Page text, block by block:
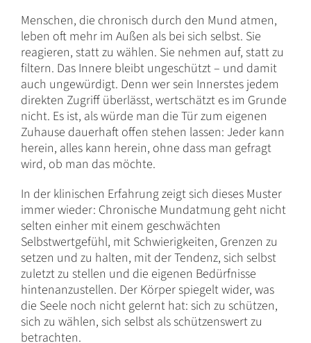
Menschen, die chronisch durch den Mund atmen,
leben oft mehr im Außen als bei sich selbst. Sie
reagieren, statt zu wählen. Sie nehmen auf, statt zu
filtern. Das Innere bleibt ungeschützt – und damit
auch ungewürdigt. Denn wer sein Innerstes jedem
direkten Zugriff überlässt, wertschätzt es im Grunde
nicht. Es ist, als würde man die Tür zum eigenen
Zuhause dauerhaft offen stehen lassen: Jeder kann
herein, alles kann herein, ohne dass man gefragt
wird, ob man das möchte.
In der klinischen Erfahrung zeigt sich dieses Muster
immer wieder: Chronische Mundatmung geht nicht
selten einher mit einem geschwächten
Selbstwertgefühl, mit Schwierigkeiten, Grenzen zu
setzen und zu halten, mit der Tendenz, sich selbst
zuletzt zu stellen und die eigenen Bedürfnisse
hintenanzustellen. Der Körper spiegelt wider, was
die Seele noch nicht gelernt hat: sich zu schützen,
sich zu wählen, sich selbst als schützenswert zu
betrachten.